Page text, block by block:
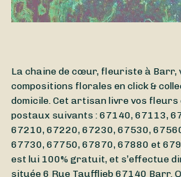
La chaine de cœur, fleuriste à Barr,
compositions florales en click &
domicile. Cet artisan livre vos fleurs
postaux suivants : 67140, 67113,
67210, 67220, 67230, 67530,
67730, 67750, 67870, 67880 et
est lui 100% gratuit, et s’effectue
située6 Rue Taufflieb67140 Barr.